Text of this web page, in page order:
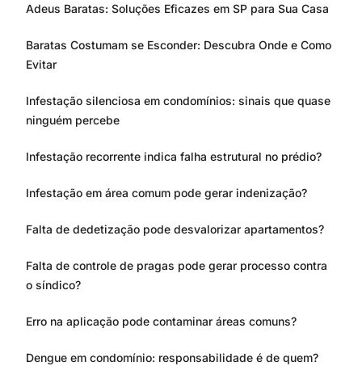
Adeus Baratas: Soluções Eficazes em SP para Sua Casa
Baratas Costumam se Esconder: Descubra Onde e Como
Evitar
Infestação silenciosa em condomínios: sinais que quase
ninguém percebe
Infestação recorrente indica falha estrutural no prédio?
Infestação em área comum pode gerar indenização?
Falta de dedetização pode desvalorizar apartamentos?
Falta de controle de pragas pode gerar processo contra
o síndico?
Erro na aplicação pode contaminar áreas comuns?
Dengue em condomínio: responsabilidade é de quem?